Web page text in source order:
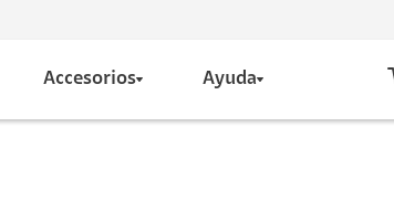
Accesorios Ayuda